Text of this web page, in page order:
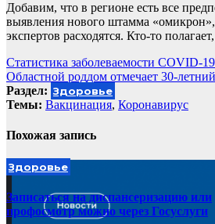
Добавим, что в регионе есть все
выявления нового штамма
экспертов расходятся. Кто-то
Навигация
по
записям
Статистика заболеваемости COVID-
Областной роддом отмечает 30-
Раздел: Здоровье
Темы: Вакцинация, Коронавирус
Похожая запись
Здоровье
Записаться на диспансеризацию или
профосмотр можно через Госуслуги